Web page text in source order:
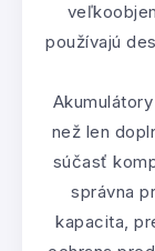
používajú
než len
súčasť
správna
kapacita,